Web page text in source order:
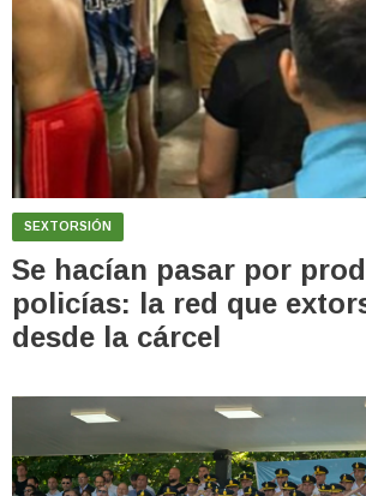
SEXTORSIÓN
Se hacían pasar por
policías: la red que
desde la cárcel